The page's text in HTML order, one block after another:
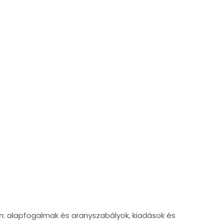
alapfogalmak és aranyszabályok, kiadások és